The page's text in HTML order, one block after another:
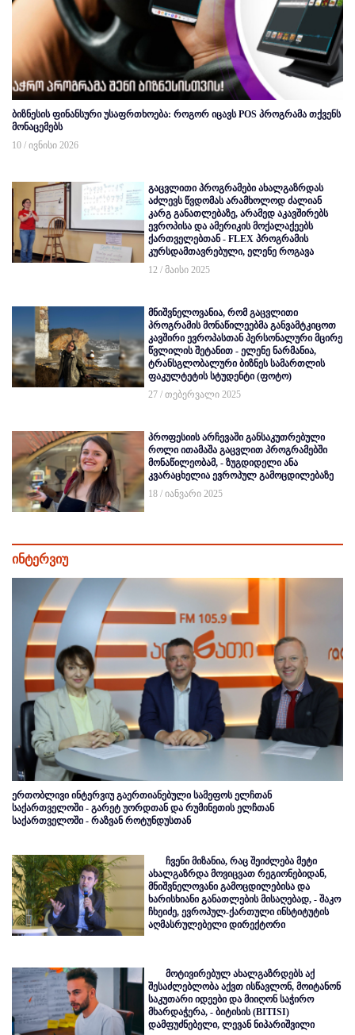
ბიზნესის ფინანსური უსაფრთხოება: როგორ იცავს POS პროგრამა თქვენს
მონაცემებს
10 / ივნისი 2026
გაცვლითი პროგრამები ახალგაზრდას
აძლევს წვდომას არამხოლოდ ძალიან
კარგ განათლებაზე, არამედ აკავშირებს
ევროპისა და ამერიკის მოქალაქეებს
ქართველებთან - FLEX პროგრამის
კურსდამთავრებული, ელენე როგავა
12 / მაისი 2025
მნიშვნელოვანია, რომ გაცვლითი
პროგრამის მონაწილეებმა განვამტკიცოთ
კავშირი ევროპასთან პერსონალური მცირე
წვლილის შეტანით - ელენე ნარმანია,
ტრანსგლობალური ბიზნეს სამართლის
ფაკულტეტის სტუდენტი (ფოტო)
27 / თებერვალი 2025
პროფესიის არჩევაში განსაკუთრებული
როლი ითამაშა გაცვლით პროგრამებში
მონაწილეობამ, - ზუგდიდელი ანა
კვარაცხელია ევროპულ გამოცდილებაზე
18 / იანვარი 2025
ინტერვიუ
ერთობლივი ინტერვიუ გაერთიანებული სამეფოს ელჩთან
საქართველოში - გარეტ უორდთან და რუმინეთის ელჩთან
საქართველოში - რაზვან როტუნდუსთან
ჩვენი მიზანია, რაც შეიძლება მეტი
ახალგაზრდა მოვიცვათ რეგიონებიდან,
მნიშვნელოვანი გამოცდილებისა და
ხარისხიანი განათლების მისაღებად, - შაკო
ჩხეიძე, ევროპულ-ქართული ინსტიტუტის
აღმასრულებელი დირექტორი
მოტივირებულ ახალგაზრდებს აქ
შესაძლებლობა აქვთ ისწავლონ, მოიტანონ
საკუთარი იდეები და მიიღონ საჭირო
მხარდაჭერა, - ბიტისის (BITISI)
დამფუძნებელი, ლევან ნიპარიშვილი